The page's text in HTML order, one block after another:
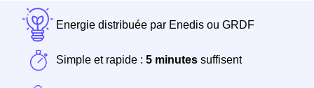
Energie distribuée par Enedis ou GRDF
Simple et rapide : 5 minutes suffisent